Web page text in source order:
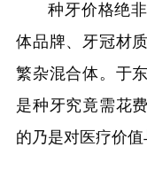
种牙价格绝
体品牌、牙冠材
繁杂混合体。于
是种牙究竟需花
的乃是对医疗价值